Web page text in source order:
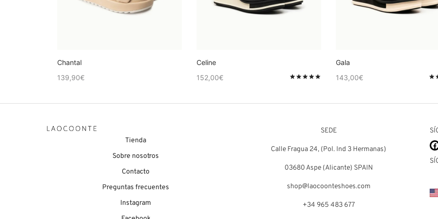
Chantal
139,90€
Celine
152,00€ Valorado ende 5
Gala
143,00€
Tienda
Sobre nosotros
Contacto
Preguntas frecuentes
Instagram
SEDE
Calle Fragua 24, (Pol. Ind 3 Hermanas)
03680 Aspe (Alicante) SPAIN
shop@laocoonteshoes.com
+34 965 483 677